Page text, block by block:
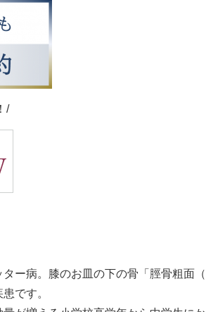
/
ー病。膝のお皿の下の骨「脛骨粗面
です。